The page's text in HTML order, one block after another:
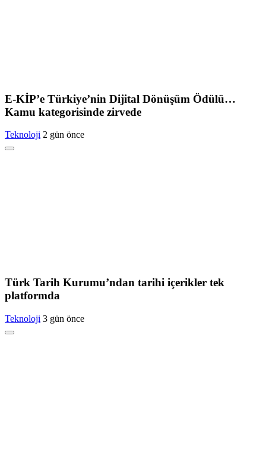
E-KİP’e Türkiye’nin Dijital Dönüşüm Ödülü…
Kamu kategorisinde zirvede
Teknoloji 2 gün önce
Türk Tarih Kurumu’ndan tarihi içerikler tek
platformda
Teknoloji 3 gün önce